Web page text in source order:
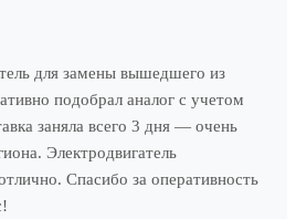
для замены вышедшего из
подобрал аналог с учетом
заняла всего 3 дня — очень
Электродвигатель
Спасибо за оперативность